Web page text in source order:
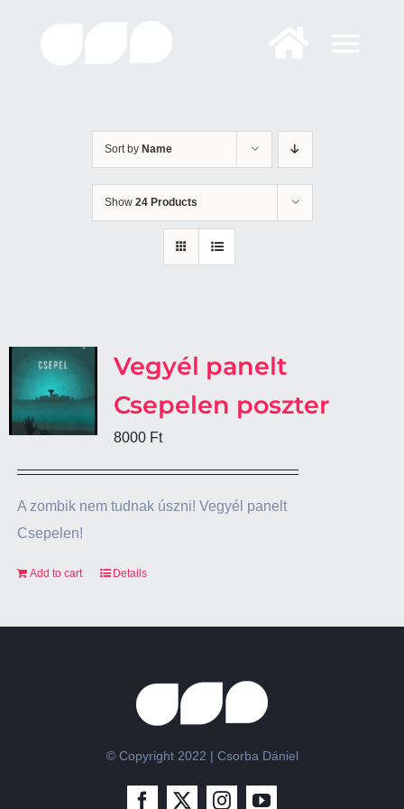
Sort by Name
Show 24 Products
Vegyél panelt
Csepelen poszter
8000 Ft
A zombik nem tudnak úszni! Vegyél panelt
Csepelen!
Add to cart Details
© Copyright 2022 | Csorba Dániel